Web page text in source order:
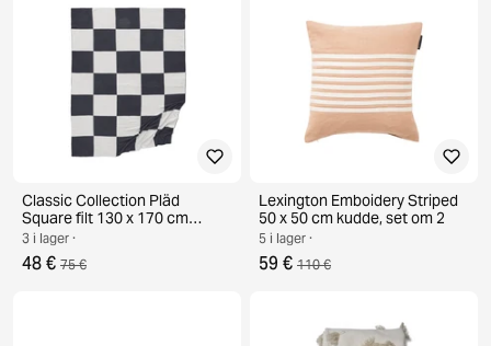
Classic Collection Pläd
Square filt 130 x 170 cm
mörkblå
3 i lager ·
48 € 75 €
Lexington Emboidery Striped
50 x 50 cm kudde, set om 2
5 i lager ·
59 € 110 €